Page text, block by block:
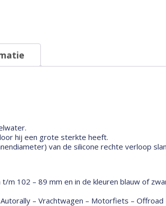
hij een grote sterkte heeft.
van de silicone rechte verloop
m 102 – 89 mm en in de kleuren blauw of
– Vrachtwagen – Motorfiets –